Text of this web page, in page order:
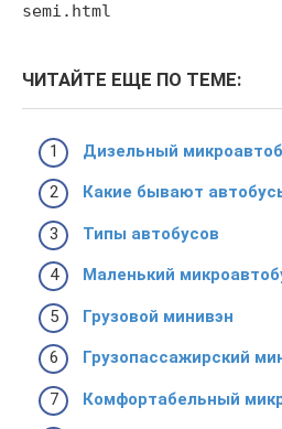
semi.html
ЧИТАЙТЕ ЕЩЕ ПО ТЕМЕ:
Дизельный
Какие бывают
Типы автобусов
Маленький
Грузовой минивэн
Грузопассажирский
Комфортабельный